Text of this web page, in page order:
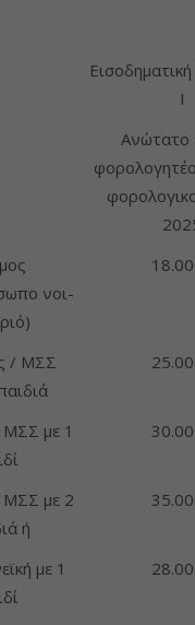
Ι
Ανώτατο
νοι­
/ ΜΣΣ
με 1
ΜΣΣ με 2
ή
με 1